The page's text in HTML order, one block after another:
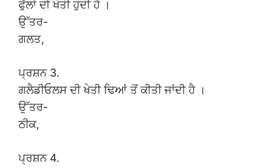
ਫੁੱਲਾਂ ਦੀ ਖੇਤੀ ਹੁੰਦੀ ਹੈ ।
ਉੱਤਰ-
ਗਲਤ,
ਪ੍ਰਸ਼ਨ 3.
ਗਲੈਡੀਓਲਸ ਦੀ ਖੇਤੀ ਢਿਆਂ ਤੋਂ ਕੀਤੀ ਜਾਂਦੀ ਹੈ ।
ਉੱਤਰ-
ਠੀਕ,
ਪ੍ਰਸ਼ਨ 4.